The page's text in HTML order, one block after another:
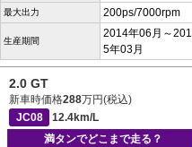
最大出力 200ps/7000rpm
生産期間
2014年06月～201
5年03月
2.0 GT
新車時価格288万円(税込)
JC08
12.4km/L
満タンでどこまで走る？